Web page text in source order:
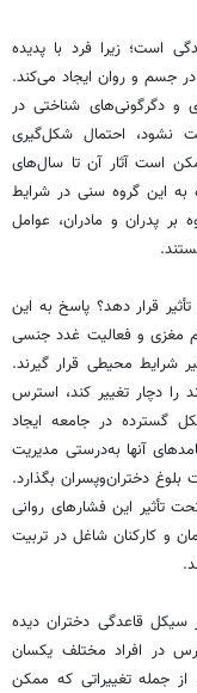
است؛ زیرا فرد با پدیده
جسم و روان ایجاد می‌کند.
و دگرگونی‌های شناختی در
نشود، احتمال شکل‌گیری
است آثار آن تا سال‌های
به این گروه سنی در شرایط
بر پدران‌ و مادران، عوامل
قرار دهد؟ پاسخ به این
مغزی و فعالیت غدد جنسی
شرایط محیطی قرار گیرند.
را دچار تغییر کند، استرس
گسترده در جامعه ایجاد
آنها به‌درستی مدیریت
دختران‌وپسران بگذارد.
تأثیر این فشارهای روانی
و کارکنان شاغل در تربیت
قاعدگی دختران دیده
در افراد مختلف یکسان
جمله تغییراتی که ممکن